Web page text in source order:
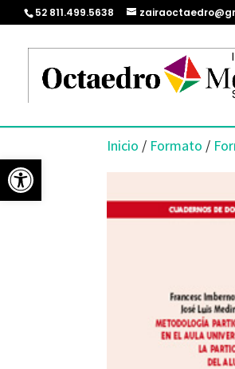
Abrir barra de herramientas
52 811.499.5638
Inicio / Formato /